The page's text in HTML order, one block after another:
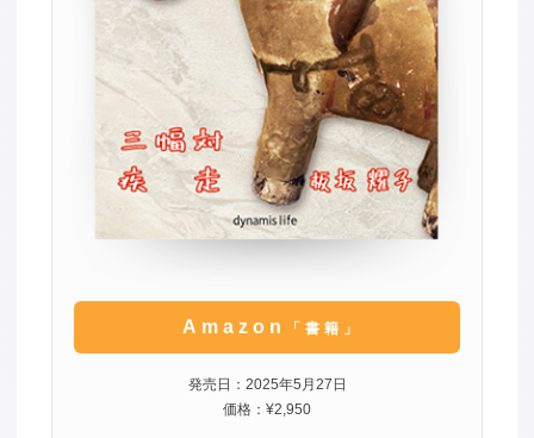
Amazon 「書籍」
発売日：2025年5月27日
価格：¥2,950